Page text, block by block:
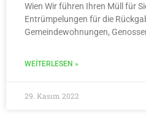
Wien Wir führen Ihren Müll für
Entrümpelungen für die
Gemeindewohnungen,
WEITERLESEN »
29. Kasım 2022